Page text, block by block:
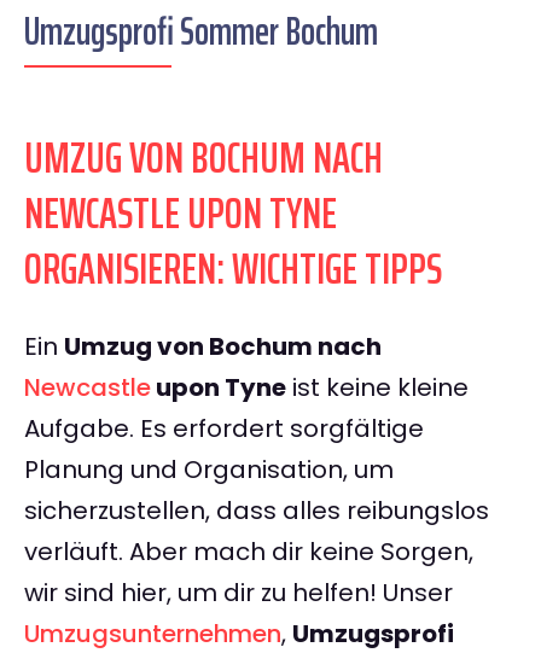
Umzugsprofi Sommer Bochum
UMZUG VON BOCHUM NACH
NEWCASTLE UPON TYNE
ORGANISIEREN: WICHTIGE TIPPS
Ein Umzug von Bochum nach
Newcastleupon Tyne ist keine kleine
Aufgabe. Es erfordert sorgfältige
Planung und Organisation, um
sicherzustellen, dass alles reibungslos
verläuft. Aber mach dir keine Sorgen,
wir sind hier, um dir zu helfen! Unser
Umzugsunternehmen, Umzugsprofi